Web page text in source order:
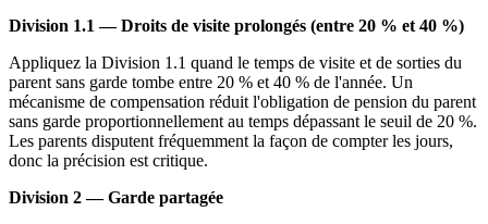
Division 1.1 — Droits de visite prolongés (entre 20 % et 40 %)
Appliquez la Division 1.1 quand le temps de visite et de sorties du
parent sans garde tombe entre 20 % et 40 % de l'année. Un
mécanisme de compensation réduit l'obligation de pension du parent
sans garde proportionnellement au temps dépassant le seuil de 20 %.
Les parents disputent fréquemment la façon de compter les jours,
donc la précision est critique.
Division 2 — Garde partagée